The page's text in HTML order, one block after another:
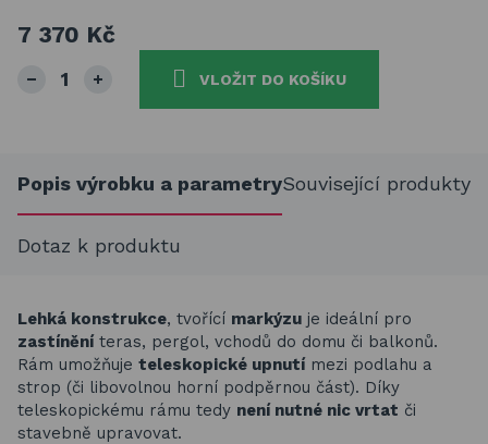
7 370 Kč
VLOŽIT DO KOŠÍKU
Popis výrobku a parametrySouvisející produkty
Dotaz k produktu
Lehká konstrukce, tvořící markýzu je ideální pro
zastíněníteras, pergol, vchodů do domu či balkonů.
Rám umožňuje teleskopické upnutímezi podlahu a
strop (či libovolnou horní podpěrnou část). Díky
teleskopickému rámu tedy není nutné nic vrtat či
stavebně upravovat.